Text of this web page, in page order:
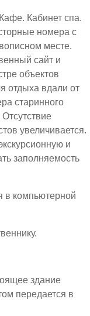
Кабинет спа.
номера с
месте.
сайт и
объектов
отдыха вдали от
старинного
увеличивается.
и
заполняемость
в компьютерной
здание
передается в